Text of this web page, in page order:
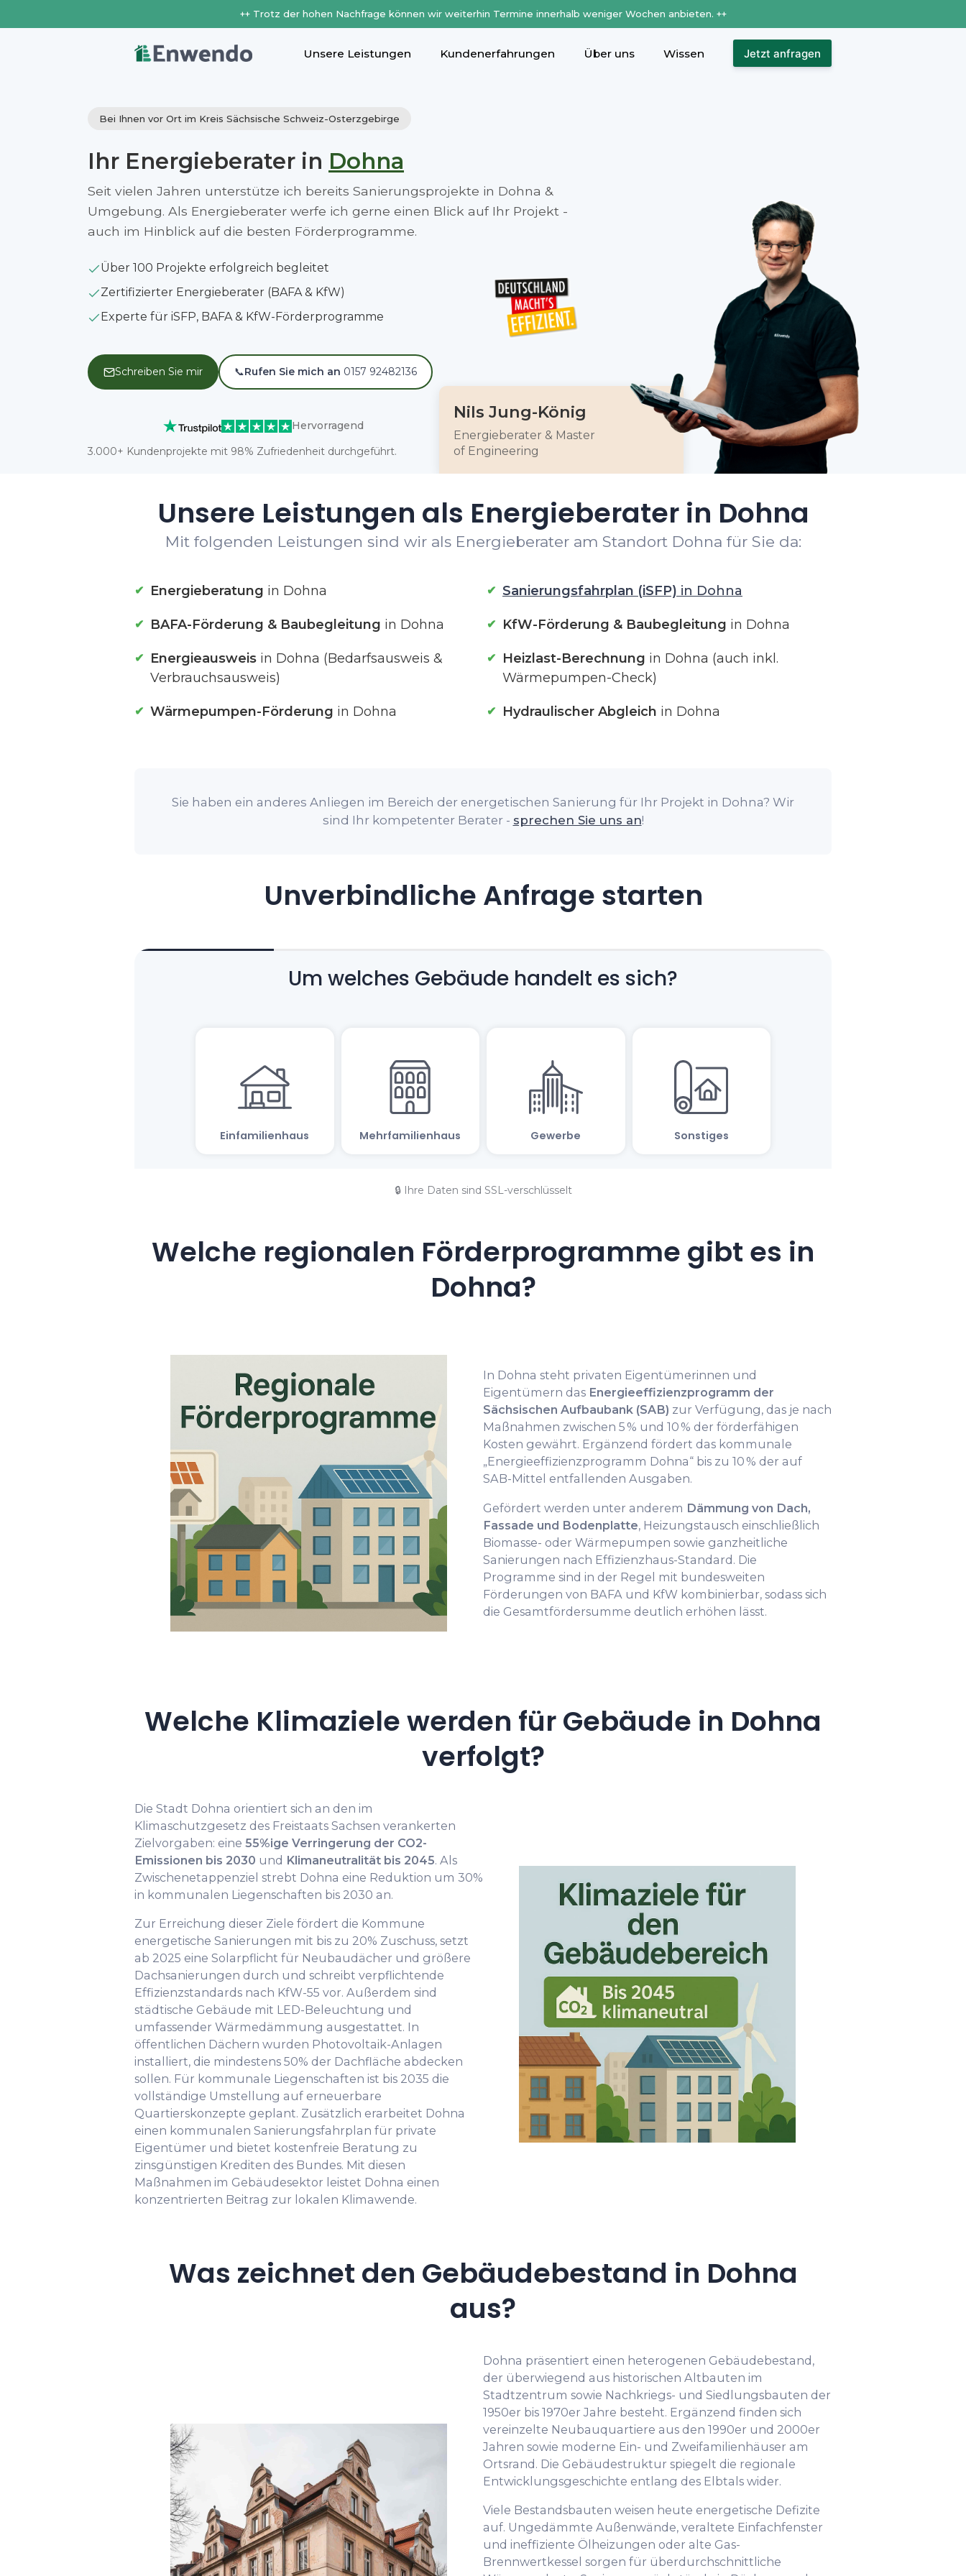
++ Trotz der hohen Nachfrage können wir weiterhin Termine innerhalb weniger Wochen anbieten. ++
Unsere Leistungen Kundenerfahrungen Über uns Wissen Jetzt anfragen
Bei Ihnen vor Ort im Kreis Sächsische Schweiz-Osterzgebirge
Ihr Energieberater in Dohna
Seit vielen Jahren unterstütze ich bereits Sanierungsprojekte in Dohna &
Umgebung. Als Energieberater werfe ich gerne einen Blick auf Ihr Projekt -
auch im Hinblick auf die besten Förderprogramme.
Über 100 Projekte erfolgreich begleitet
Zertifizierter Energieberater (BAFA & KfW)
Experte für iSFP, BAFA & KfW-Förderprogramme
Schreiben Sie mir 📞Rufen Sie mich an 0157 92482136
Hervorragend
3.000+ Kundenprojekte mit 98% Zufriedenheit durchgeführt.
Nils Jung-König
Energieberater & Master
of Engineering
Unsere Leistungen als Energieberater in Dohna
Mit folgenden Leistungen sind wir als Energieberater am Standort Dohna für Sie da:
Energieberatung in Dohna Sanierungsfahrplan (iSFP) in Dohna
BAFA-Förderung & Baubegleitung in Dohna KfW-Förderung & Baubegleitung in Dohna
Energieausweis in Dohna (Bedarfsausweis &
Verbrauchsausweis)
Heizlast-Berechnung in Dohna (auch inkl.
Wärmepumpen-Check)
Wärmepumpen-Förderung in Dohna Hydraulischer Abgleich in Dohna
Sie haben ein anderes Anliegen im Bereich der energetischen Sanierung für Ihr Projekt in Dohna? Wir
sind Ihr kompetenter Berater - sprechen Sie uns an!
Unverbindliche Anfrage starten
🔒 Ihre Daten sind SSL-verschlüsselt
Welche regionalen Förderprogramme gibt es in
Dohna?
In Dohna steht privaten Eigentümerinnen und
Eigentümern das Energieeffizienzprogramm der
Sächsischen Aufbaubank (SAB) zur Verfügung, das je nach
Maßnahmen zwischen 5 % und 10 % der förderfähigen
Kosten gewährt. Ergänzend fördert das kommunale
„Energieeffizienzprogramm Dohna“ bis zu 10 % der auf
SAB-Mittel entfallenden Ausgaben.
Gefördert werden unter anderem Dämmung von Dach,
Fassade und Bodenplatte, Heizungstausch einschließlich
Biomasse- oder Wärmepumpen sowie ganzheitliche
Sanierungen nach Effizienzhaus-Standard. Die
Programme sind in der Regel mit bundesweiten
Förderungen von BAFA und KfW kombinierbar, sodass sich
die Gesamtfördersumme deutlich erhöhen lässt.
Welche Klimaziele werden für Gebäude in Dohna
verfolgt?
Die Stadt Dohna orientiert sich an den im
Klimaschutzgesetz des Freistaats Sachsen verankerten
Zielvorgaben: eine 55%ige Verringerung der CO2-
Emissionen bis 2030 und Klimaneutralität bis 2045. Als
Zwischenetappenziel strebt Dohna eine Reduktion um 30%
in kommunalen Liegenschaften bis 2030 an.
Zur Erreichung dieser Ziele fördert die Kommune
energetische Sanierungen mit bis zu 20% Zuschuss, setzt
ab 2025 eine Solarpflicht für Neubaudächer und größere
Dachsanierungen durch und schreibt verpflichtende
Effizienzstandards nach KfW-55 vor. Außerdem sind
städtische Gebäude mit LED-Beleuchtung und
umfassender Wärmedämmung ausgestattet. In
öffentlichen Dächern wurden Photovoltaik-Anlagen
installiert, die mindestens 50% der Dachfläche abdecken
sollen. Für kommunale Liegenschaften ist bis 2035 die
vollständige Umstellung auf erneuerbare
Quartierskonzepte geplant. Zusätzlich erarbeitet Dohna
einen kommunalen Sanierungsfahrplan für private
Eigentümer und bietet kostenfreie Beratung zu
zinsgünstigen Krediten des Bundes. Mit diesen
Maßnahmen im Gebäudesektor leistet Dohna einen
konzentrierten Beitrag zur lokalen Klimawende.
Was zeichnet den Gebäudebestand in Dohna
aus?
Dohna präsentiert einen heterogenen Gebäudebestand,
der überwiegend aus historischen Altbauten im
Stadtzentrum sowie Nachkriegs- und Siedlungsbauten der
1950er bis 1970er Jahre besteht. Ergänzend finden sich
vereinzelte Neubauquartiere aus den 1990er und 2000er
Jahren sowie moderne Ein- und Zweifamilienhäuser am
Ortsrand. Die Gebäudestruktur spiegelt die regionale
Entwicklungsgeschichte entlang des Elbtals wider.
Viele Bestandsbauten weisen heute energetische Defizite
auf. Ungedämmte Außenwände, veraltete Einfachfenster
und ineffiziente Ölheizungen oder alte Gas-
Brennwertkessel sorgen für überdurchschnittliche